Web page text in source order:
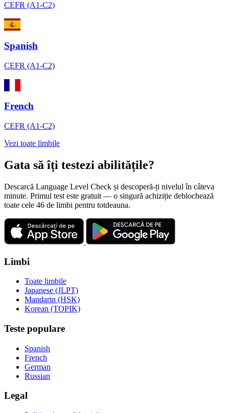
CEFR (A1-C2)
Spanish
CEFR (A1-C2)
French
CEFR (A1-C2)
Vezi toate limbile
Gata să îți testezi abilitățile?
Descarcă Language Level Check și descoperă-ți nivelul în câteva
minute. Primul test este gratuit — o singură achiziție deblochează
toate cele 46 de limbi pentru totdeauna.
Limbi
Toate limbile
Japanese (JLPT)
Mandarin (HSK)
Korean (TOPIK)
Teste populare
Spanish
French
German
Russian
Legal